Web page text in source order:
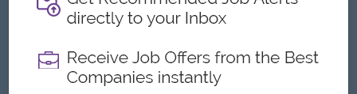
အခွင့်အလမ်းများ
လုပ်ငန်းကျွမ်းကျင်မှုမြှင့်တင်ရေးသင်တန်းများတက်
ရောက်နိုင်ခွင့်